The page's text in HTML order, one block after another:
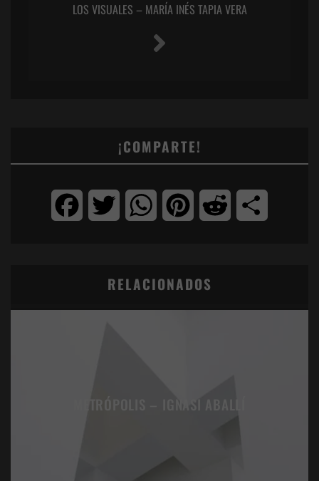
LOS VISUALES – MARÍA INÉS TAPIA VERA
¡COMPARTE!
FacebookTwitter WhatsAppPinterest Reddit
RELACIONADOS